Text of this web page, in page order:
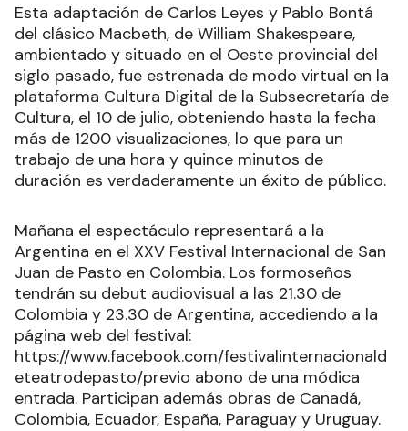
Esta adaptación de Carlos Leyes y Pablo Bontá
del clásico Macbeth, de William Shakespeare,
ambientado y situado en el Oeste provincial del
siglo pasado, fue estrenada de modo virtual en la
plataforma Cultura Digital de la Subsecretaría de
Cultura, el 10 de julio, obteniendo hasta la fecha
más de 1200 visualizaciones, lo que para un
trabajo de una hora y quince minutos de
duración es verdaderamente un éxito de público.
Mañana el espectáculo representará a la
Argentina en el XXV Festival Internacional de San
Juan de Pasto en Colombia. Los formoseños
tendrán su debut audiovisual a las 21.30 de
Colombia y 23.30 de Argentina, accediendo a la
página web del festival:
https://www.facebook.com/festivalinternacionald
eteatrodepasto/previo abono de una módica
entrada. Participan además obras de Canadá,
Colombia, Ecuador, España, Paraguay y Uruguay.